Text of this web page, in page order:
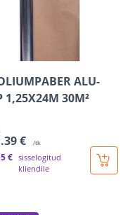
ALU-
1,25X24M 30M²
.39 € /tk
€ sisselogitud
kliendile